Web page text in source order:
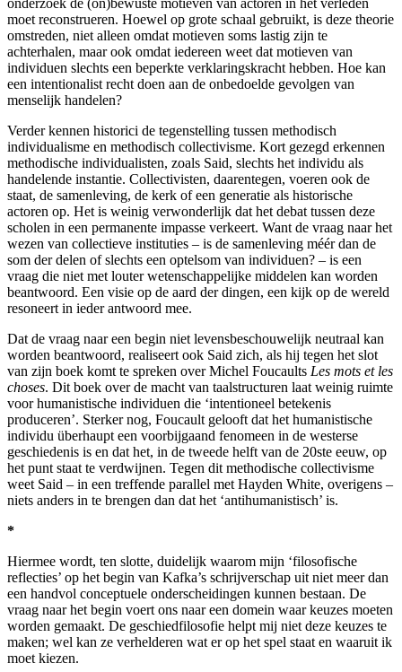
moet reconstrueren. Hoewel op grote schaal gebruikt, is deze theorie
omstreden, niet alleen omdat motieven soms lastig zijn te
achterhalen, maar ook omdat iedereen weet dat motieven van
individuen slechts een beperkte verklaringskracht hebben. Hoe kan
een intentionalist recht doen aan de onbedoelde gevolgen van
menselijk handelen?
Verder kennen historici de tegenstelling tussen methodisch
individualisme en methodisch collectivisme. Kort gezegd erkennen
methodische individualisten, zoals Said, slechts het individu als
handelende instantie. Collectivisten, daarentegen, voeren ook de
staat, de samenleving, de kerk of een generatie als historische
actoren op. Het is weinig verwonderlijk dat het debat tussen deze
scholen in een permanente impasse verkeert. Want de vraag naar het
wezen van collectieve instituties – is de samenleving méér dan de
som der delen of slechts een optelsom van individuen? – is een
vraag die niet met louter wetenschappelijke middelen kan worden
beantwoord. Een visie op de aard der dingen, een kijk op de wereld
resoneert in ieder antwoord mee.
Dat de vraag naar een begin niet levensbeschouwelijk neutraal kan
worden beantwoord, realiseert ook Said zich, als hij tegen het slot
van zijn boek komt te spreken over Michel Foucaults Les mots et les
choses. Dit boek over de macht van taalstructuren laat weinig ruimte
voor humanistische individuen die ‘intentioneel betekenis
produceren’. Sterker nog, Foucault gelooft dat het humanistische
individu überhaupt een voorbijgaand fenomeen in de westerse
geschiedenis is en dat het, in de tweede helft van de 20ste eeuw, op
het punt staat te verdwijnen. Tegen dit methodische collectivisme
weet Said – in een treffende parallel met Hayden White, overigens –
niets anders in te brengen dan dat het ‘antihumanistisch’ is.
*
Hiermee wordt, ten slotte, duidelijk waarom mijn ‘filosofische
reflecties’ op het begin van Kafka’s schrijverschap uit niet meer dan
een handvol conceptuele onderscheidingen kunnen bestaan. De
vraag naar het begin voert ons naar een domein waar keuzes moeten
worden gemaakt. De geschiedfilosofie helpt mij niet deze keuzes te
maken; wel kan ze verhelderen wat er op het spel staat en waaruit ik
moet kiezen.